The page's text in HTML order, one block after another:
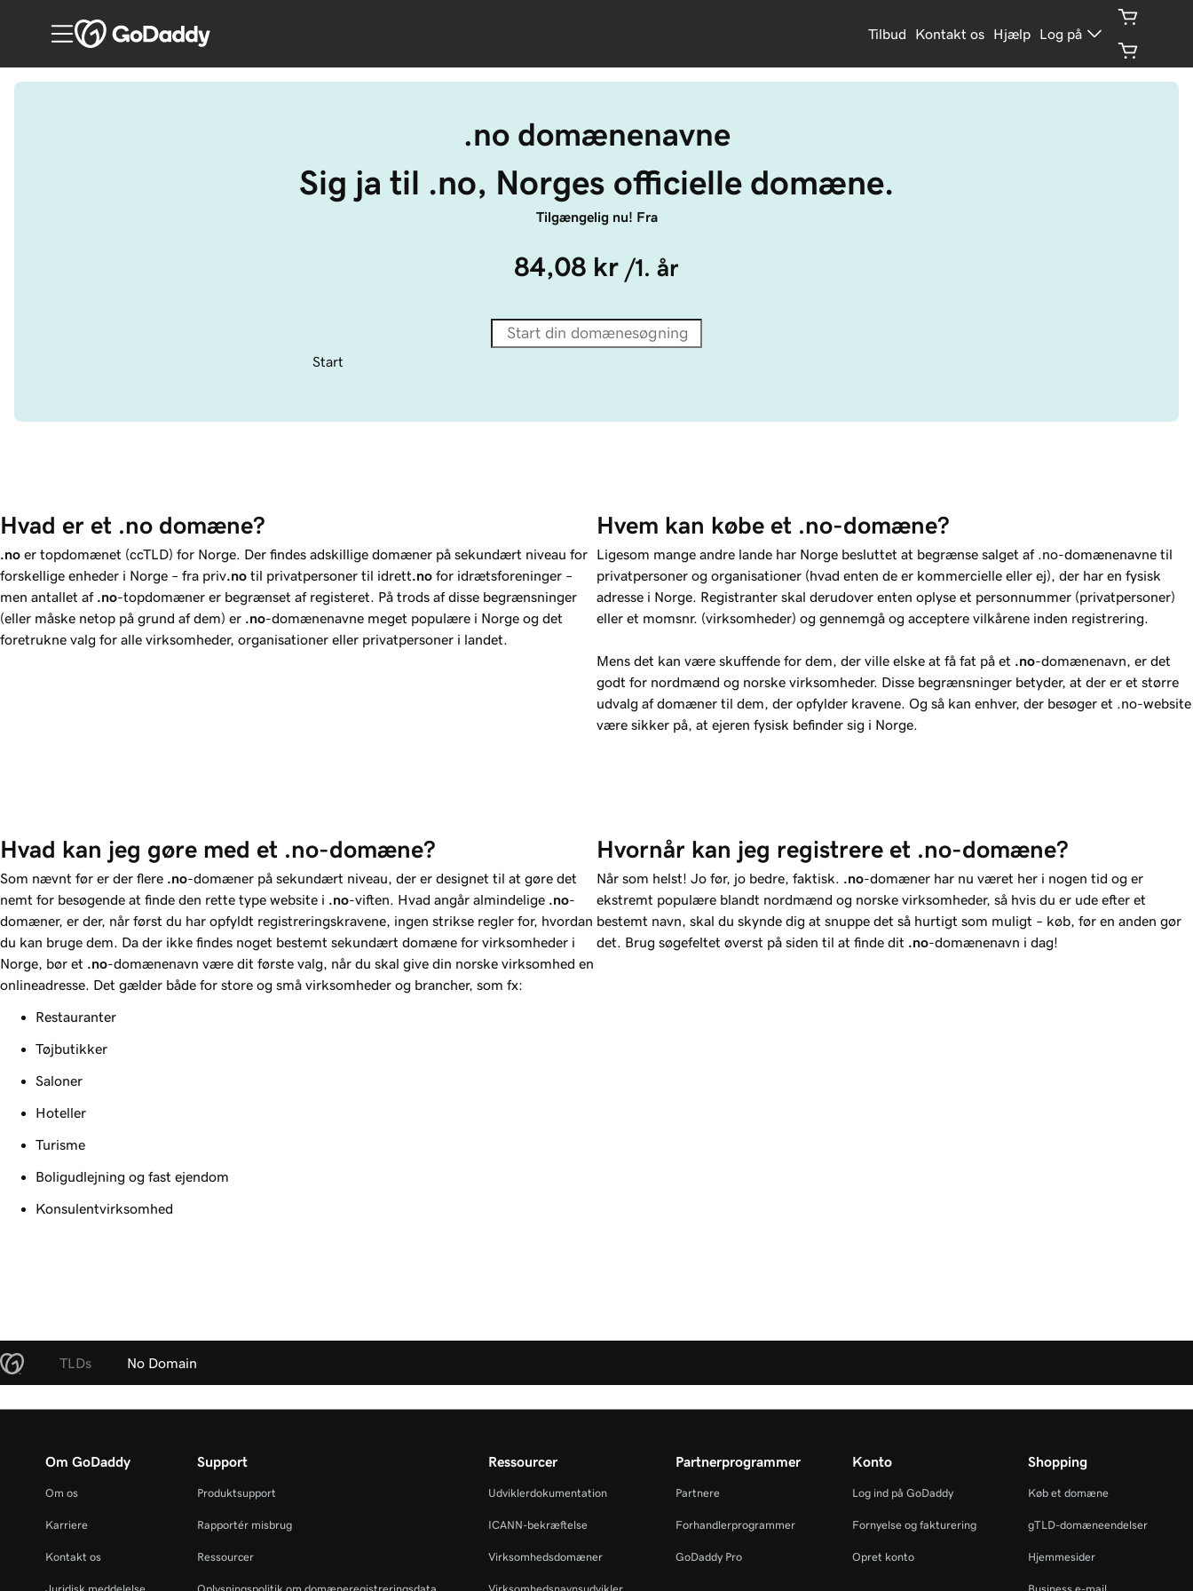
Tilbud Kontakt os Hjælp Log på
.no domænenavne
Sig ja til .no, Norges officielle domæne.
Tilgængelig nu! Fra
84,08 kr /1. år
Start
Hvad er et .no domæne?
.no er topdomænet (ccTLD) for Norge. Der findes adskillige domæner på sekundært niveau for
forskellige enheder i Norge – fra priv.no til privatpersoner til idrett.no for idrætsforeninger –
men antallet af .no-topdomæner er begrænset af registeret. På trods af disse begrænsninger
(eller måske netop på grund af dem) er .no-domænenavne meget populære i Norge og det
foretrukne valg for alle virksomheder, organisationer eller privatpersoner i landet.
Hvem kan købe et .no-domæne?
Ligesom mange andre lande har Norge besluttet at begrænse salget af .no-domænenavne til
privatpersoner og organisationer (hvad enten de er kommercielle eller ej), der har en fysisk
adresse i Norge. Registranter skal derudover enten oplyse et personnummer (privatpersoner)
eller et momsnr. (virksomheder) og gennemgå og acceptere vilkårene inden registrering.
Mens det kan være skuffende for dem, der ville elske at få fat på et .no-domænenavn, er det
godt for nordmænd og norske virksomheder. Disse begrænsninger betyder, at der er et større
udvalg af domæner til dem, der opfylder kravene. Og så kan enhver, der besøger et .no-website
være sikker på, at ejeren fysisk befinder sig i Norge.
Hvad kan jeg gøre med et .no-domæne?
Som nævnt før er der flere .no-domæner på sekundært niveau, der er designet til at gøre det
nemt for besøgende at finde den rette type website i .no-viften. Hvad angår almindelige .no-
domæner, er der, når først du har opfyldt registreringskravene, ingen strikse regler for, hvordan
du kan bruge dem. Da der ikke findes noget bestemt sekundært domæne for virksomheder i
Norge, bør et .no-domænenavn være dit første valg, når du skal give din norske virksomhed en
onlineadresse. Det gælder både for store og små virksomheder og brancher, som fx:
Restauranter
Tøjbutikker
Saloner
Hoteller
Turisme
Boligudlejning og fast ejendom
Konsulentvirksomhed
Hvornår kan jeg registrere et .no-domæne?
Når som helst! Jo før, jo bedre, faktisk. .no-domæner har nu været her i nogen tid og er
ekstremt populære blandt nordmænd og norske virksomheder, så hvis du er ude efter et
bestemt navn, skal du skynde dig at snuppe det så hurtigt som muligt – køb, før en anden gør
det. Brug søgefeltet øverst på siden til at finde dit .no-domænenavn i dag!
TLDs No Domain
Om GoDaddy
Om os
Karriere
Kontakt os
Juridisk meddelelse
Support
Produktsupport
Rapportér misbrug
Ressourcer
Oplysningspolitik om domæneregistreringsdata
Ressourcer
Udviklerdokumentation
ICANN-bekræftelse
Virksomhedsdomæner
Virksomhedsnavnsudvikler
Partnerprogrammer
Partnere
Forhandlerprogrammer
GoDaddy Pro
Konto
Log ind på GoDaddy
Fornyelse og fakturering
Opret konto
Shopping
Køb et domæne
gTLD-domæneendelser
Hjemmesider
Business e-mail